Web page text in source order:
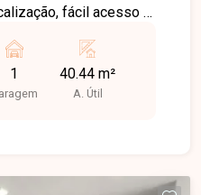
fácil acesso e
bairro proporciona
vida para toda a
independente.
1 40.44 m²
A. Útil